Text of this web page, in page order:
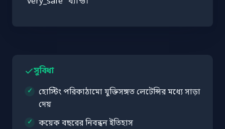
সুবিধা
হোস্টিং পরিকাঠামো যুক্তিসঙ্গত লেটেন্সির মধ্যে সাড়া
দেয়
কয়েক বছরের নিবন্ধন ইতিহাস